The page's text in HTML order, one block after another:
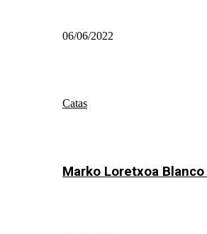
06/06/2022
Catas
Marko Loretxoa